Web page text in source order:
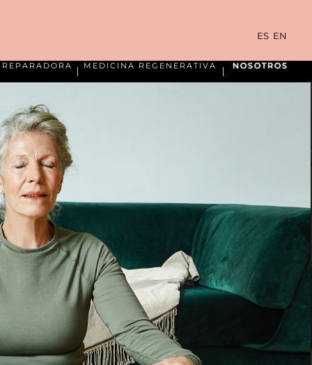
ES EN
MEDICINA REGENERATIVA NOSOTROS